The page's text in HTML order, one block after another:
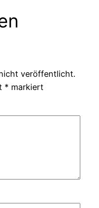
veröffentlicht.
* markiert